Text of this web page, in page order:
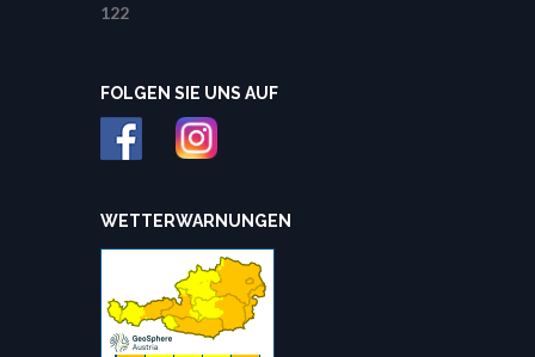
122
FOLGEN SIE UNS AUF
WETTERWARNUNGEN